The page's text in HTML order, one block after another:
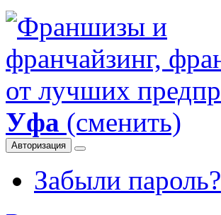
Уфа (сменить)
Авторизация
Забыли пароль?